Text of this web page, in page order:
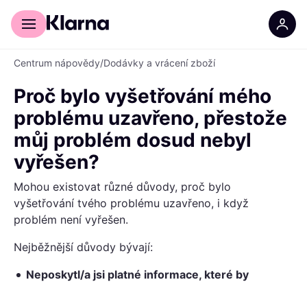
Pro zákazníky
Centrum nápovědy/Dodávky a vrácení zboží
Proč bylo vyšetřování mého
problému uzavřeno, přestože
můj problém dosud nebyl
vyřešen?
Mohou existovat různé důvody, proč bylo
vyšetřování tvého problému uzavřeno, i když
problém není vyřešen.
Nejběžnější důvody bývají:
Neposkytl/a jsi platné informace, které by